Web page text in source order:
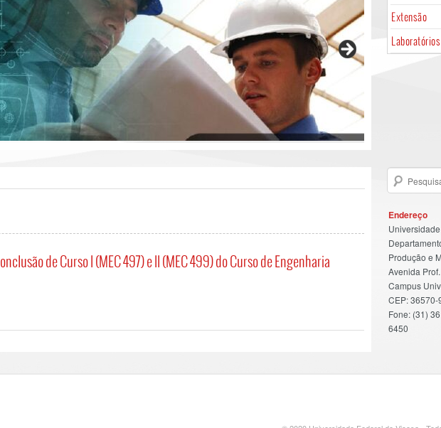
Extensão
Laboratórios
Endereço
Produção e
Avenida
Campus
CEP: 36570-
Fone: (31)
6450
de Curso I (MEC 497) e II (MEC 499) do Curso de Engenharia